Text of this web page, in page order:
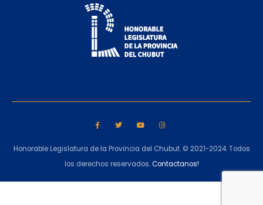
Honorable Legislatura de la Provincia del Chubut. © 2021-2024. Todos
los derechos reservados.Contactanos!